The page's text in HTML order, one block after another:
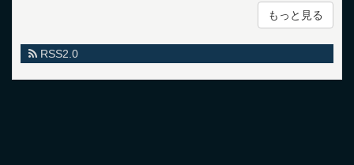
もっと見る
RSS2.0